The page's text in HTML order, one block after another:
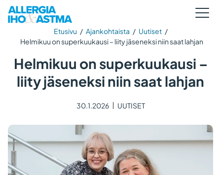
Etusivu / Ajankohtaista / Uutiset /
Helmikuu on superkuukausi – liity jäseneksi niin saat lahjan
Helmikuu on superkuukausi –
liity jäseneksi niin saat lahjan
30.1.2026 UUTISET